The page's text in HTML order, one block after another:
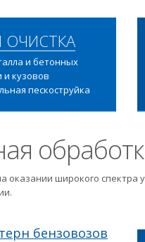
ОЧИСТКА
и бетонных
и кузовов
пескоструйка
оказании широкого спектра
бензовозов